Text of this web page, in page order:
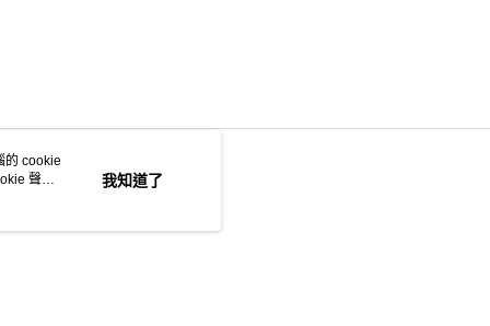
的 cookie
聲明
我知道了